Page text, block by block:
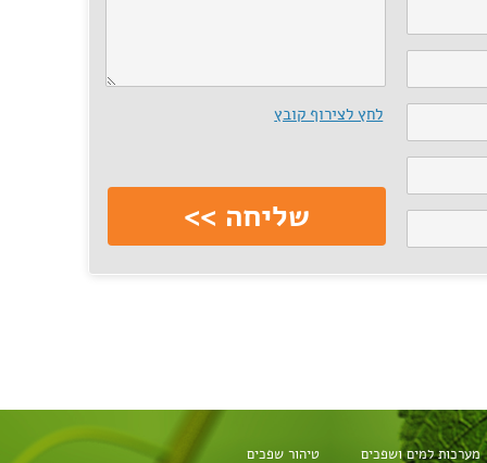
לחץ לצירוף קובץ
מערכות למים ושפכים טיהור שפכים